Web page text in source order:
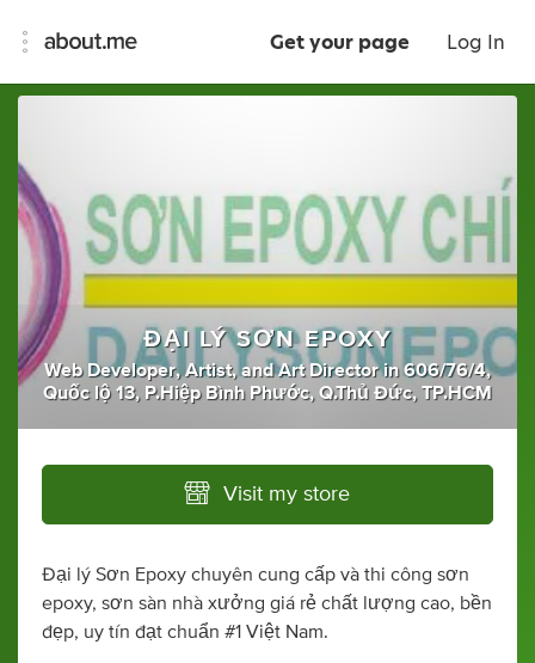
Get your page Log In
ĐẠI LÝ SƠN EPOXY
Web Developer, Artist, andArt Director in606/76/4,
Quốc lộ 13, P.Hiệp Bình Phước, Q.Thủ Đức, TP.HCM
Visit my store
Đại lý Sơn Epoxy chuyên cung cấp và thi công sơn
epoxy, sơn sàn nhà xưởng giá rẻ chất lượng cao, bền
đẹp, uy tín đạt chuẩn #1 Việt Nam.